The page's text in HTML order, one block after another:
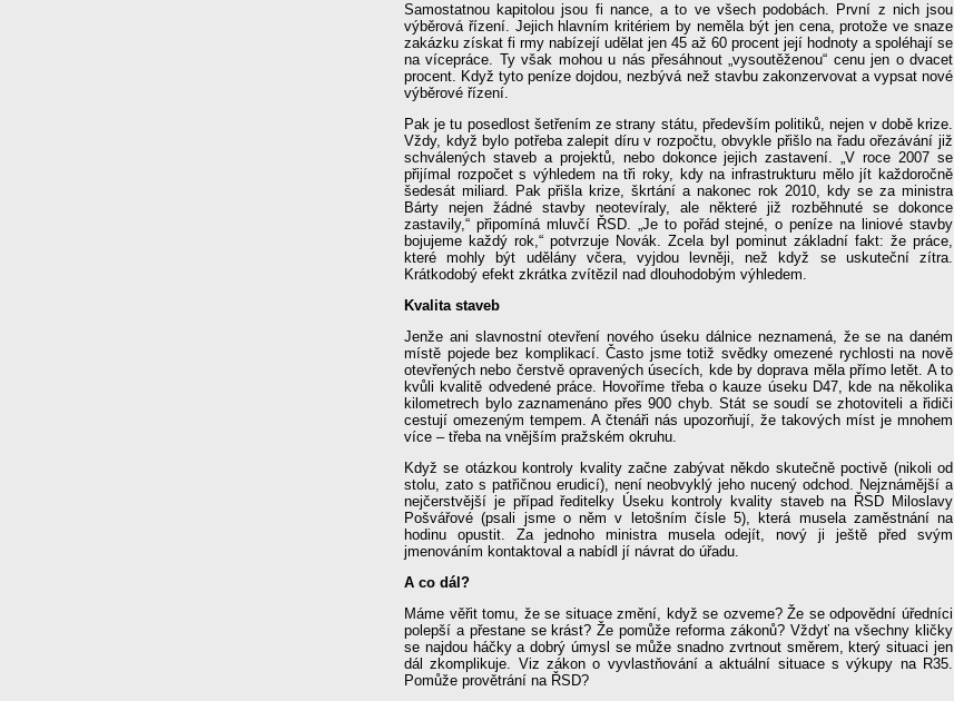
Samostatnou kapitolou jsou fi nance, a to ve všech podobách. První z nich jsou
výběrová řízení. Jejich hlavním kritériem by neměla být jen cena, protože ve snaze
zakázku získat fi rmy nabízejí udělat jen 45 až 60 procent její hodnoty a spoléhají se
na vícepráce. Ty však mohou u nás přesáhnout „vysoutěženou“ cenu jen o dvacet
procent. Když tyto peníze dojdou, nezbývá než stavbu zakonzervovat a vypsat nové
výběrové řízení.
Pak je tu posedlost šetřením ze strany státu, především politiků, nejen v době krize.
Vždy, když bylo potřeba zalepit díru v rozpočtu, obvykle přišlo na řadu ořezávání již
schválených staveb a projektů, nebo dokonce jejich zastavení. „V roce 2007 se
přijímal rozpočet s výhledem na tři roky, kdy na infrastrukturu mělo jít každoročně
šedesát miliard. Pak přišla krize, škrtání a nakonec rok 2010, kdy se za ministra
Bárty nejen žádné stavby neotevíraly, ale některé již rozběhnuté se dokonce
zastavily,“ připomíná mluvčí ŘSD. „Je to pořád stejné, o peníze na liniové stavby
bojujeme každý rok,“ potvrzuje Novák. Zcela byl pominut základní fakt: že práce,
které mohly být udělány včera, vyjdou levněji, než když se uskuteční zítra.
Krátkodobý efekt zkrátka zvítězil nad dlouhodobým výhledem.
Kvalita staveb
Jenže ani slavnostní otevření nového úseku dálnice neznamená, že se na daném
místě pojede bez komplikací. Často jsme totiž svědky omezené rychlosti na nově
otevřených nebo čerstvě opravených úsecích, kde by doprava měla přímo letět. A to
kvůli kvalitě odvedené práce. Hovoříme třeba o kauze úseku D47, kde na několika
kilometrech bylo zaznamenáno přes 900 chyb. Stát se soudí se zhotoviteli a řidiči
cestují omezeným tempem. A čtenáři nás upozorňují, že takových míst je mnohem
více – třeba na vnějším pražském okruhu.
Když se otázkou kontroly kvality začne zabývat někdo skutečně poctivě (nikoli od
stolu, zato s patřičnou erudicí), není neobvyklý jeho nucený odchod. Nejznámější a
nejčerstvější je případ ředitelky Úseku kontroly kvality staveb na ŘSD Miloslavy
Pošvářové (psali jsme o něm v letošním čísle 5), která musela zaměstnání na
hodinu opustit. Za jednoho ministra musela odejít, nový ji ještě před svým
jmenováním kontaktoval a nabídl jí návrat do úřadu.
A co dál?
Máme věřit tomu, že se situace změní, když se ozveme? Že se odpovědní úředníci
polepší a přestane se krást? Že pomůže reforma zákonů? Vždyť na všechny kličky
se najdou háčky a dobrý úmysl se může snadno zvrtnout směrem, který situaci jen
dál zkomplikuje. Viz zákon o vyvlastňování a aktuální situace s výkupy na R35.
Pomůže provětrání na ŘSD?